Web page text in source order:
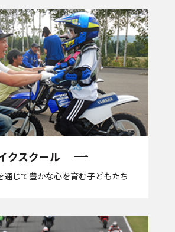
クスクール
通じて豊かな心を育む子どもたち